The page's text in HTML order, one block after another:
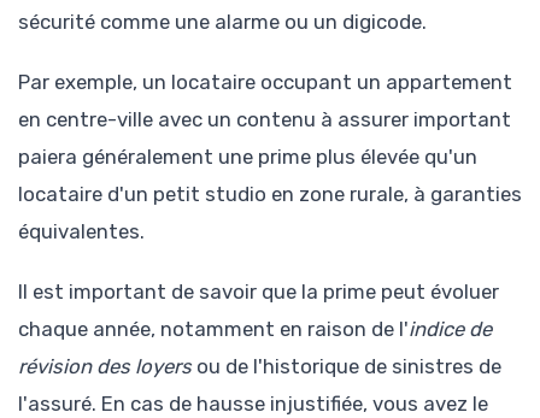
sécurité comme une alarme ou un digicode.
Par exemple, un locataire occupant un appartement
en centre-ville avec un contenu à assurer important
paiera généralement une prime plus élevée qu'un
locataire d'un petit studio en zone rurale, à garanties
équivalentes.
Il est important de savoir que la prime peut évoluer
chaque année, notamment en raison de l'indice de
révision des loyersou de l'historique de sinistres de
l'assuré. En cas de hausse injustifiée, vous avez le